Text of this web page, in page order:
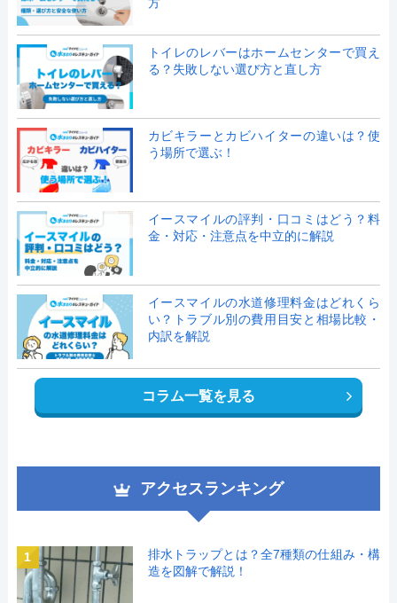
トイレのレバーはホームセンターで買え
る？失敗しない選び方と直し方
カビキラーとカビハイターの違いは？使
う場所で選ぶ！
イースマイルの評判・口コミはどう？料
金・対応・注意点を中立的に解説
イースマイルの水道修理料金はどれくら
い？トラブル別の費用目安と相場比較・
内訳を解説
コラム一覧を見る
アクセスランキング
1
排水トラップとは？全7種類の仕組み・構
造を図解で解説！